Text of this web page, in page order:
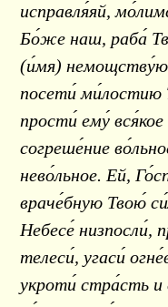
исправля́яй,
Бо́же наш, раба́
(и́мя)
посети́ ми́лостию
прости́ ему́ вся́кое
согреше́ние
нево́льное. Ей,
враче́бную Твою́
Небесе́ низпосли́,
телеси́, угаси́
укроти́ стра́сть и